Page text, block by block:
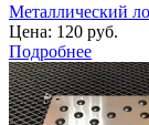
Металлический
Цена: 120 руб.
Подробнее